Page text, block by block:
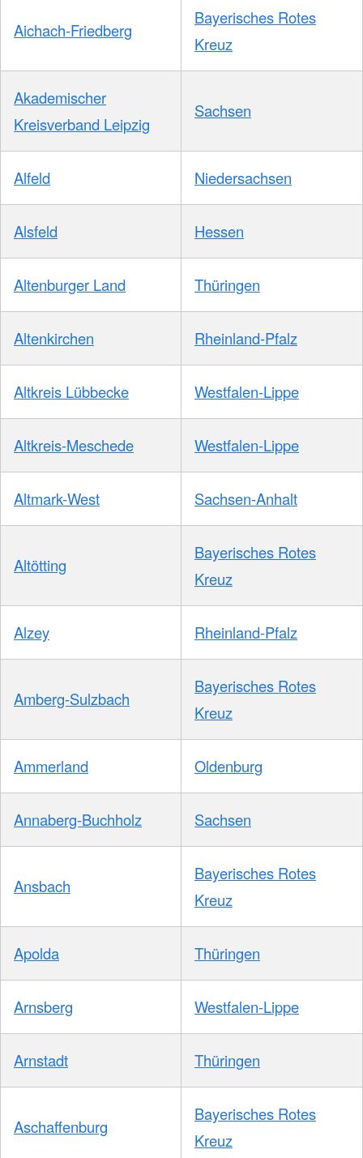
Aichach-Friedberg
Bayerisches Rotes
Kreuz
Akademischer
Kreisverband Leipzig
Sachsen
Alfeld Niedersachsen
Alsfeld Hessen
Altenburger Land Thüringen
Altenkirchen Rheinland-Pfalz
Altkreis Lübbecke Westfalen-Lippe
Altkreis-Meschede Westfalen-Lippe
Altmark-West Sachsen-Anhalt
Altötting
Bayerisches Rotes
Kreuz
Alzey Rheinland-Pfalz
Amberg-Sulzbach
Bayerisches Rotes
Kreuz
Ammerland Oldenburg
Annaberg-Buchholz Sachsen
Ansbach
Bayerisches Rotes
Kreuz
Apolda Thüringen
Arnsberg Westfalen-Lippe
Arnstadt Thüringen
Aschaffenburg
Bayerisches Rotes
Kreuz